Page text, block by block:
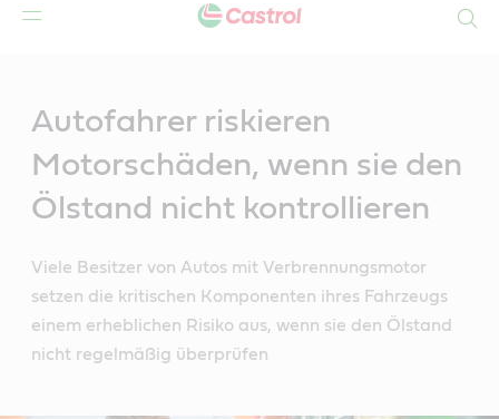
Autofahrer riskieren
Motorschäden, wenn sie den
Ölstand nicht kontrollieren
Viele Besitzer von Autos mit Verbrennungsmotor
setzen die kritischen Komponenten ihres Fahrzeugs
einem erheblichen Risiko aus, wenn sie den Ölstand
nicht regelmäßig überprüfen